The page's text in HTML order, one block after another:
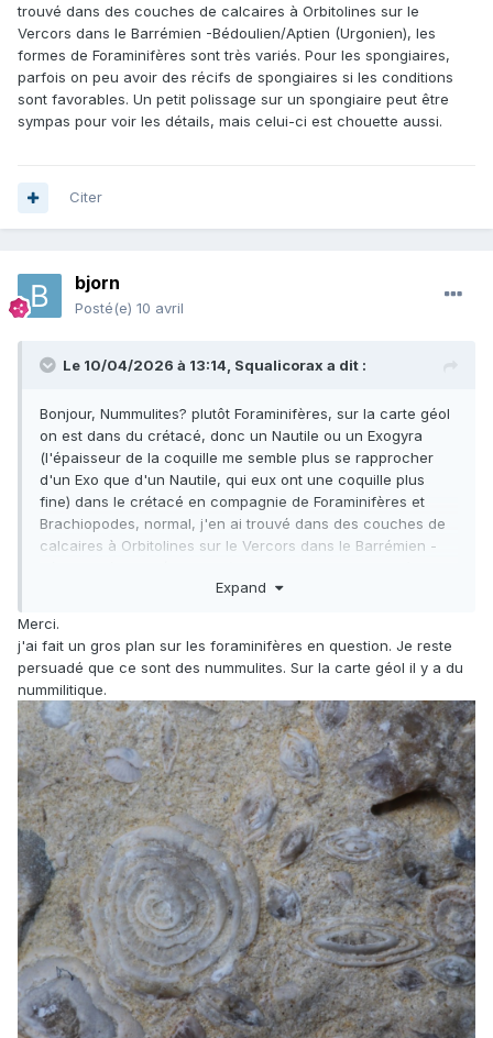
trouvé dans des couches de calcaires à Orbitolines sur le
Vercors dans le Barrémien -Bédoulien/Aptien (Urgonien), les
formes de Foraminifères sont très variés. Pour les spongiaires,
parfois on peu avoir des récifs de spongiaires si les conditions
sont favorables. Un petit polissage sur un spongiaire peut être
sympas pour voir les détails, mais celui-ci est chouette aussi.
Citer
bjorn
Posté(e) 10 avril
Le 10/04/2026 à 13:14, Squalicorax a dit :
Bonjour, Nummulites? plutôt Foraminifères, sur la carte géol
on est dans du crétacé, donc un Nautile ou un Exogyra
(l'épaisseur de la coquille me semble plus se rapprocher
d'un Exo que d'un Nautile, qui eux ont une coquille plus
fine) dans le crétacé en compagnie de Foraminifères et
Brachiopodes, normal, j'en ai trouvé dans des couches de
calcaires à Orbitolines sur le Vercors dans le Barrémien -
sont très variés. Pour les spongiaires, parfois on peu avoir
Un petit polissage sur un spongiaire peut être sympas pour
voir les détails, mais celui-ci est chouette aussi.
Expand
Merci.
j'ai fait un gros plan sur les foraminifères en question. Je reste
persuadé que ce sont des nummulites. Sur la carte géol il y a du
nummilitique.